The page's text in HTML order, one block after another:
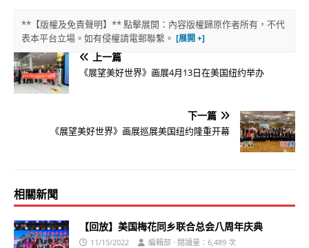
**【版權及免責聲明】** 點擊展開：內容版權歸原作者所有，不代
表本平台立場。如有侵權請電郵聯繫。
上一篇
《展望美好世界》画展4月13日在美国纽约举办
下一篇
《展望美好世界》画展巡展美国纽约隆重开幕
相關新聞
【回放】美国梅花同乡联合总会八周年庆典
11/15/2022 編輯部 · 閱讀量：6,489 次